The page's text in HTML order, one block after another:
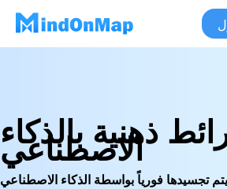
ذهنية بالذكاء
الاصطناعي
تجسيدها فورياً بواسطة الذكاء الاصطناعي